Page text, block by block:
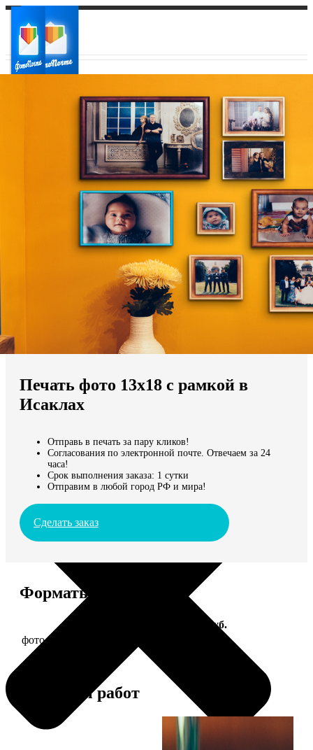
Ваш регион доставки
Выберите из списка:
Мы доставляем по всему миру
Продолжить без города
Печать фото 13х18 с рамкой в
Исаклах
Отправь в печать за пару кликов!
Согласования по электронной почте. Отвечаем за 24
часа!
Срок выполнения заказа: 1 сутки
Отправим в любой город РФ и мира!
Сделать заказ
Форматы и цены
Цена, руб.
фото 13х18 в деревянной рамке
Примеры работ